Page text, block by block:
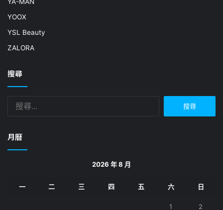
YOOX
YSL Beauty
ZALORA
搜尋
月曆
2026 年 8 月
一 二 三 四 五 六 日
1 2